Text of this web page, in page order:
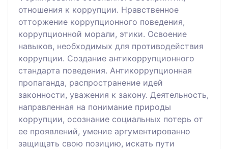
отношения к коррупции. Нравственное
отторжение коррупционного поведения,
коррупционной морали, этики. Освоение
навыков, необходимых для противодействия
коррупции. Создание антикоррупционного
стандарта поведения. Антикоррупционная
пропаганда, распространение идей
законности, уважения к закону. Деятельность,
направленная на понимание природы
коррупции, осознание социальных потерь от
ее проявлений, умение аргументированно
защищать свою позицию, искать пути